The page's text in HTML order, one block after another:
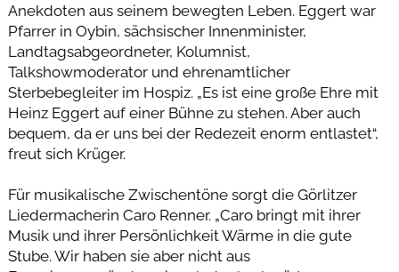
Anekdoten aus seinem bewegten Leben. Eggert war
Pfarrer in Oybin, sächsischer Innenminister,
Landtagsabgeordneter, Kolumnist,
Talkshowmoderator und ehrenamtlicher
Sterbebegleiter im Hospiz. „Es ist eine große Ehre mit
Heinz Eggert auf einer Bühne zu stehen. Aber auch
bequem, da er uns bei der Redezeit enorm entlastet“,
freut sich Krüger.
Für musikalische Zwischentöne sorgt die Görlitzer
Liedermacherin Caro Renner. „Caro bringt mit ihrer
Musik und ihrer Persönlichkeit Wärme in die gute
Stube. Wir haben sie aber nicht aus